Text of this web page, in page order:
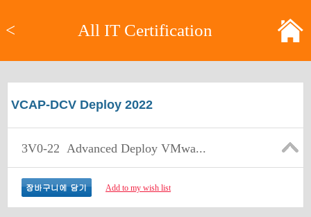
< All IT Certification
VCAP-DCV Deploy 2022
3V0-22 Advanced Deploy VMwa...
Add to my wish list